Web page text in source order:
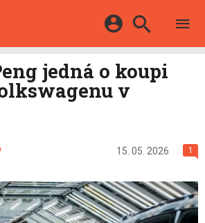
Google
jedná o koupi
v
15. 05. 2026 1